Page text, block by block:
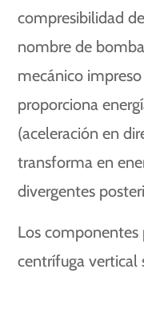
compresibilidad
nombre de
mecánico
proporciona
(aceleración en
transforma en
divergentes
Los componentes
centrífuga vertical